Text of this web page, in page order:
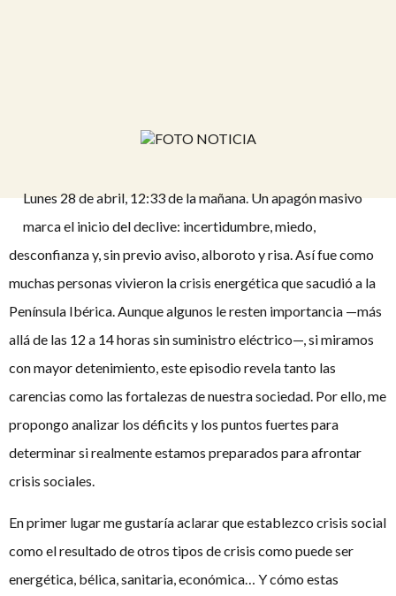
Lunes 28 de abril, 12:33 de la mañana. Un apagón masivo
marca el inicio del declive: incertidumbre, miedo,
desconfianza y, sin previo aviso, alboroto y risa. Así fue como
muchas personas vivieron la crisis energética que sacudió a la
Península Ibérica. Aunque algunos le resten importancia —más
allá de las 12 a 14 horas sin suministro eléctrico—, si miramos
con mayor detenimiento, este episodio revela tanto las
carencias como las fortalezas de nuestra sociedad. Por ello, me
propongo analizar los déficits y los puntos fuertes para
determinar si realmente estamos preparados para afrontar
crisis sociales.
En primer lugar me gustaría aclarar que establezco crisis social
como el resultado de otros tipos de crisis como puede ser
energética, bélica, sanitaria, económica… Y cómo estas